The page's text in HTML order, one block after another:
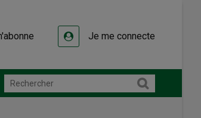
Je me connecte